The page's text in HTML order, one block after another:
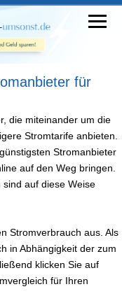
für
die miteinander um die
Stromtarife anbieten.
Stromanbieter
auf den Weg bringen.
auf diese Weise
Stromverbrauch aus. Als
in Abhängigkeit der zum
klicken Sie auf
für Ihren